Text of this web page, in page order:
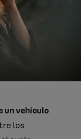
un vehículo
los